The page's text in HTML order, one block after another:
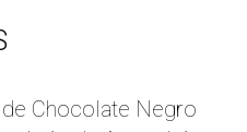
Chocolate Negro